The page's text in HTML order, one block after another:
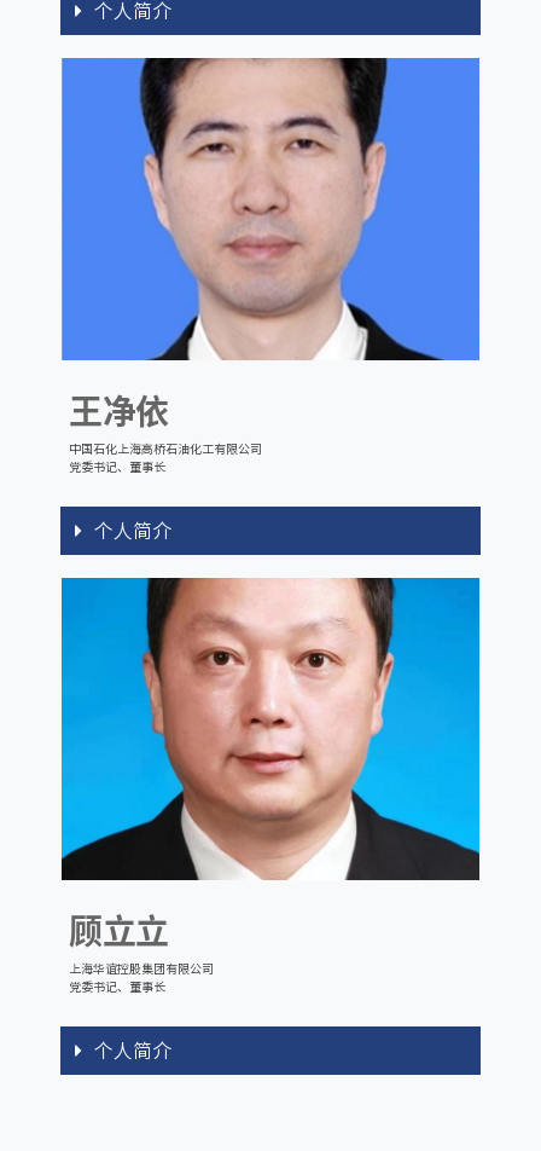
个人简介
王净依
中国石化上海高桥石油化工有限公司
党委书记、董事长
个人简介
顾立立
上海华谊控股集团有限公司
党委书记、董事长
个人简介